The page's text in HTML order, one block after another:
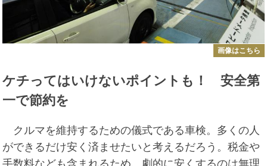
画像はこちら
ケチってはいけないポイントも！ 安全第
一で節約を
クルマを維持するための儀式である車検。多くの人
ができるだけ安く済ませたいと考えるだろう。税金や